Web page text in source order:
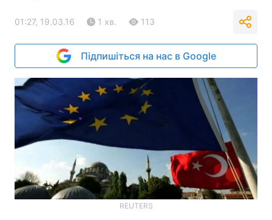
01:27, 19.03.16 1 хв. 113
Підпишіться на нас в Google
REUTERS